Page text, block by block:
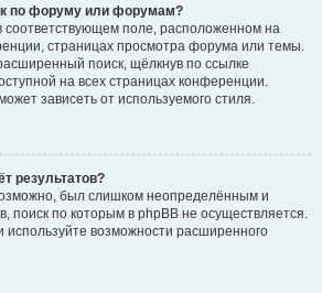
по форуму или форумам?
соответствующем поле, расположенном на
страницах просмотра форума или темы.
поиск, щёлкнув по ссылке
на всех страницах конференции.
зависеть от используемого стиля.
результатов?
был слишком неопределённым и
поиск по которым в phpBB не осуществляется.
используйте возможности расширенного